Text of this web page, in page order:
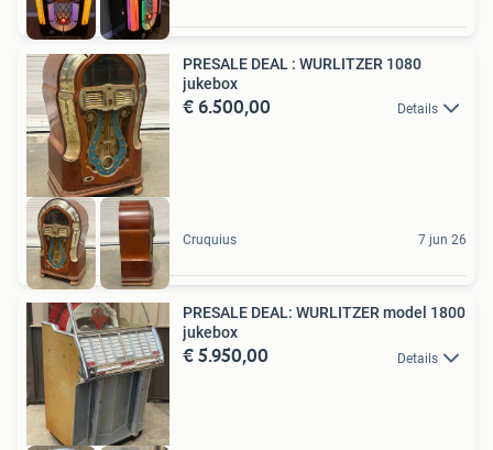
PRESALE DEAL : WURLITZER 1080
jukebox
€ 6.500,00 Details
Cruquius 7 jun 26
PRESALE DEAL: WURLITZER model 1800
jukebox
€ 5.950,00 Details